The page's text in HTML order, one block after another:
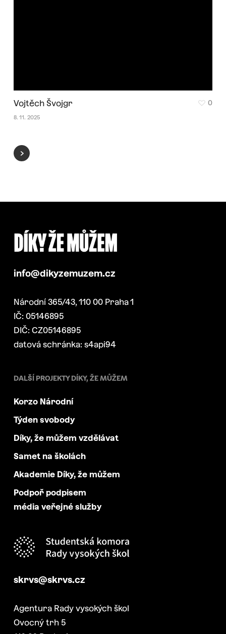
Vojtěch Švojgr
8. 11. 2025
0
info@dikyzemuzem.cz
Národní 365/43, 110 00 Praha 1
IČ: 05146895
DIČ: CZ05146895
datová schránka: s4api94
DALŠÍ PROJEKTY DÍKY, ŽE MŮŽEM
Korzo Národní
Týden svobody
Díky, že můžem vzdělávat
Samet na školách
Akademie Díky, že můžem
Podpoř podpisem
média veřejné služby
skrvs@skrvs.cz
Agentura Rady vysokých škol
Ovocný trh 5